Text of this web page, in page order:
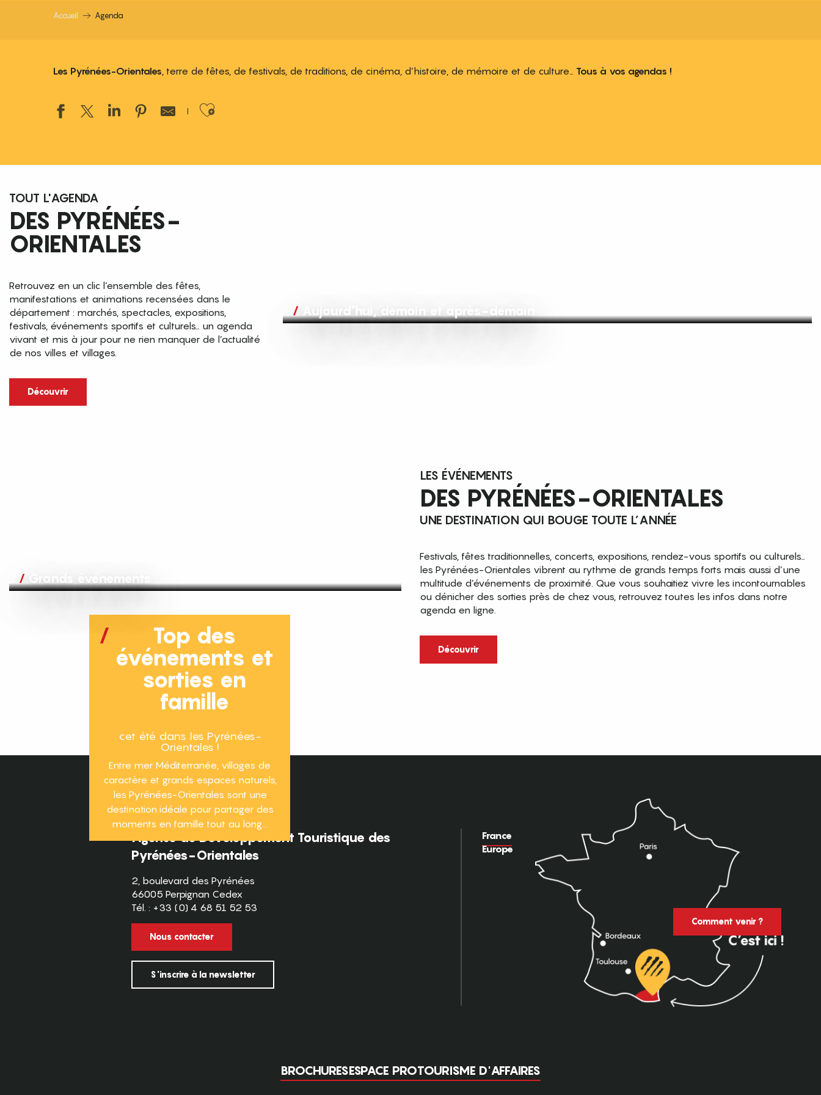
Accueil Agenda
Les Pyrénées-Orientales, terre de fêtes, de festivals, de traditions, de cinéma, d’histoire, de mémoire et de culture… Tous à vos agendas !
Ajouter aux favoris
TOUT L'AGENDA
DES PYRÉNÉES-
ORIENTALES
Retrouvez en un clic l’ensemble des fêtes,
manifestations et animations recensées dans le
département : marchés, spectacles, expositions,
festivals, événements sportifs et culturels… un agenda
vivant et mis à jour pour ne rien manquer de l’actualité
de nos villes et villages.
Découvrir
Aujourd’hui, demain et après-demain
Grands événements
LES ÉVÉNEMENTS
DES PYRÉNÉES-ORIENTALES
UNE DESTINATION QUI BOUGE TOUTE L’ANNÉE
Festivals, fêtes traditionnelles, concerts, expositions, rendez-vous sportifs ou culturels…
les Pyrénées-Orientales vibrent au rythme de grands temps forts mais aussi d’une
multitude d’événements de proximité. Que vous souhaitiez vivre les incontournables
ou dénicher des sorties près de chez vous, retrouvez toutes les infos dans notre
agenda en ligne.
Découvrir
Top des
événements et
sorties en
famille
cet été dans les Pyrénées-
Orientales !
Entre mer Méditerranée, villages de
caractère et grands espaces naturels,
les Pyrénées-Orientales sont une
destination idéale pour partager des
moments en famille tout au long...
Agence de Développement Touristique des
Pyrénées-Orientales
2, boulevard des Pyrénées
66005 Perpignan Cedex
Tél. : +33 (0) 4 68 51 52 53
Nous contacter
S'inscrire à la newsletter
France
Europe
Comment venir ?
BROCHURESESPACE PROTOURISME D'AFFAIRES